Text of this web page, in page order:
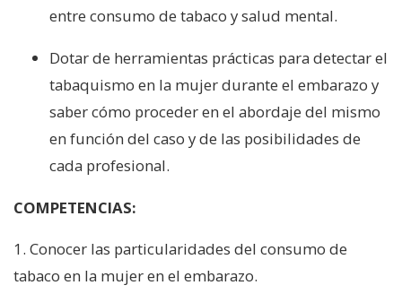
entre consumo de tabaco y salud mental.
Dotar de herramientas prácticas para detectar el
tabaquismo en la mujer durante el embarazo y
saber cómo proceder en el abordaje del mismo
en función del caso y de las posibilidades de
cada profesional.
COMPETENCIAS:
1. Conocer las particularidades del consumo de
tabaco en la mujer en el embarazo.